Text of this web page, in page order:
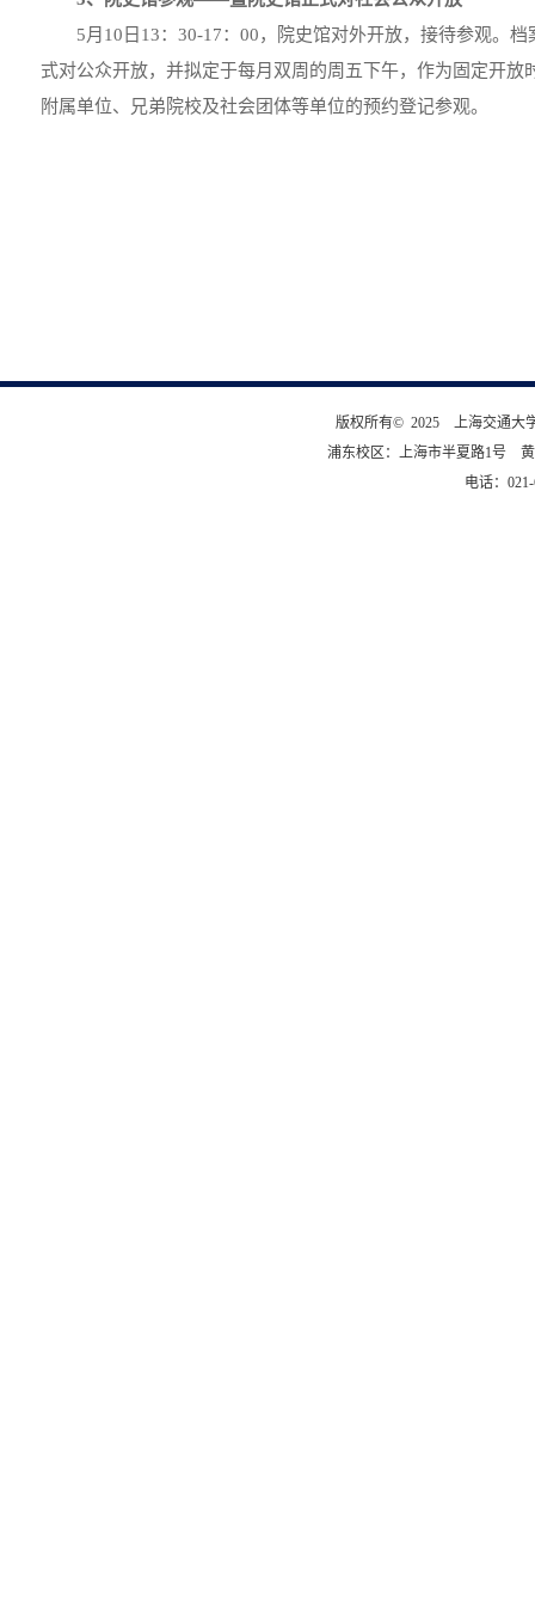
版权所有© 2025 上海交通大
浦东校区：上海市半夏路1号
电话：
5月10日13：30-17：00，院史馆对外开放，接待参观。档
式对公众开放，并拟定于每月双周的周五下午，作为固定开放
附属单位、兄弟院校及社会团体等单位的预约登记参观。